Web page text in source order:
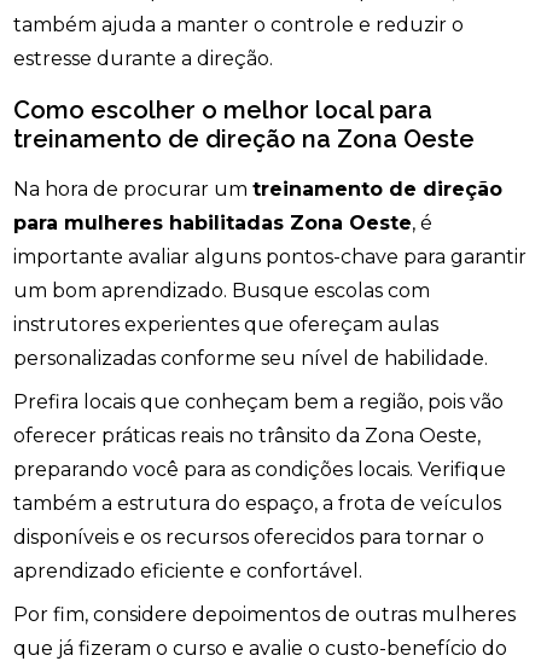
também ajuda a manter o controle e reduzir o
estresse durante a direção.
Como escolher o melhor local para
treinamento de direção na Zona Oeste
Na hora de procurar umtreinamento de direção
para mulheres habilitadas Zona Oeste, é
importante avaliar alguns pontos-chave para garantir
um bom aprendizado. Busque escolas com
instrutores experientes que ofereçam aulas
personalizadas conforme seu nível de habilidade.
Prefira locais que conheçam bem a região, pois vão
oferecer práticas reais no trânsito da Zona Oeste,
preparando você para as condições locais. Verifique
também a estrutura do espaço, a frota de veículos
disponíveis e os recursos oferecidos para tornar o
aprendizado eficiente e confortável.
Por fim, considere depoimentos de outras mulheres
que já fizeram o curso e avalie o custo-benefício do